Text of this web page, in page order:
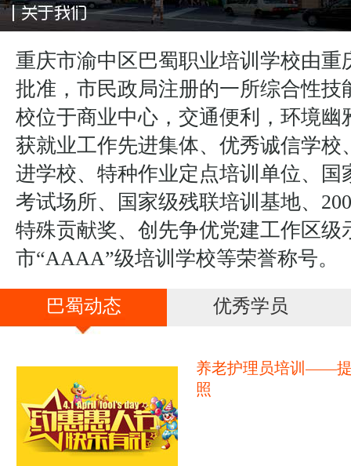
重庆市渝中区巴蜀职业培训学校由重
批准，市民政局注册的一所综合性技
校位于商业中心，交通便利，环境幽
获就业工作先进集体、优秀诚信学校
进学校、特种作业定点培训单位、国
考试场所、国家级残联培训基地、
特殊贡献奖、创先争优党建工作区级
市“AAAA”级培训学校等荣誉称号。
巴蜀动态 优秀学员
养老护理员培训——
照